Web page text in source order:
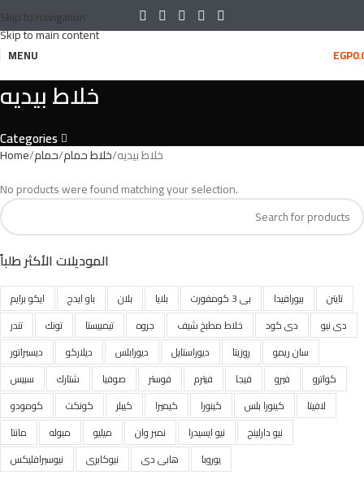
Skip to navigation
Skip to main content
MENU EGP
خلاط بيديه
Categories
الموديلات الأكثر طلباً
ايكو برايم باو ايدج بلان بلايا بى 3 كومفورت بيورافيدا
تايتن
تندر
تونك تيمبيستا جروه خلاط مطبخ شيف دى كود
دى نيو
ديسبراتور
ديلاركو ديورابلس ديوراستايل روزيتا
سان ريمو
سبيس
شتارك صوفيا فوستر فيترم فيجا فيرو
كواترو
كومودو
كونكت كيبلر كيميرا كينورا كينورا بلس
لافيتا
مانتا
مبوله ميليو نمبر وان نيو ايسيدرا
نيو دارلينج
نيوسيرافليكس
نيوكابرى هابى دى يوروبا
Home حمام خلاط حمام خلاط بيديه
No products were found matching your selection.